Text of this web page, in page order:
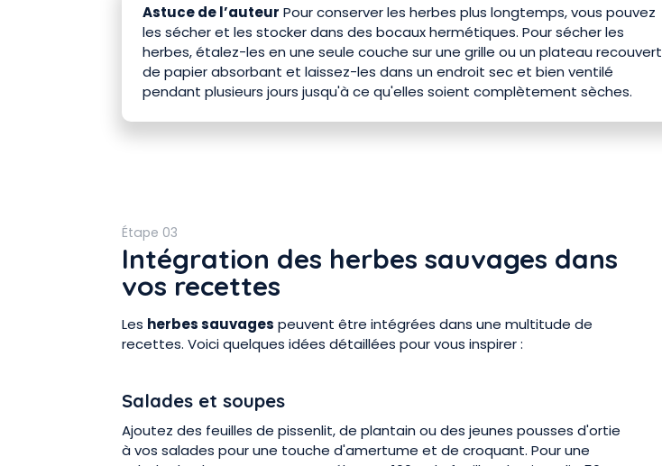
Astuce de l’auteur Pour conserver les herbes plus longtemps, vous pouvez
les sécher et les stocker dans des bocaux hermétiques. Pour sécher les
herbes, étalez-les en une seule couche sur une grille ou un plateau recouvert
de papier absorbant et laissez-les dans un endroit sec et bien ventilé
pendant plusieurs jours jusqu'à ce qu'elles soient complètement sèches.
Étape 03
Intégration des herbes sauvages dans
vos recettes
Les herbes sauvages peuvent être intégrées dans une multitude de
recettes. Voici quelques idées détaillées pour vous inspirer :
Salades et soupes
Ajoutez des feuilles de pissenlit, de plantain ou des jeunes pousses d'ortie
à vos salades pour une touche d'amertume et de croquant. Pour une